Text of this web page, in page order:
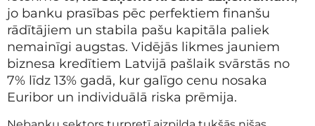
jo banku prasības pēc perfektiem finanšu
rādītājiem un stabila pašu kapitāla paliek
nemainīgi augstas. Vidējās likmes jauniem
biznesa kredītiem Latvijā pašlaik svārstās no
7% līdz 13% gadā, kur galīgo cenu nosaka
Euribor un individuālā riska prēmija.